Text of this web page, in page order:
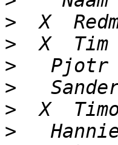
>
>
>
>
>
>